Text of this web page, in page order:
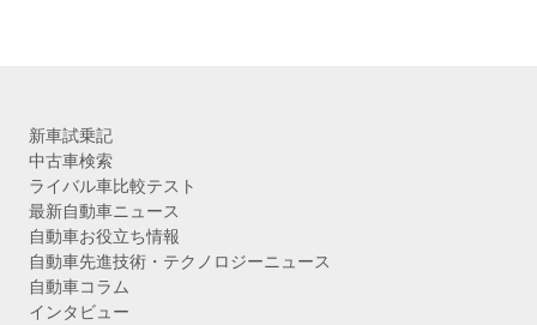
新車試乗記
中古車検索
ライバル車比較テスト
最新自動車ニュース
自動車お役立ち情報
自動車先進技術・テクノロジーニュース
自動車コラム
インタビュー